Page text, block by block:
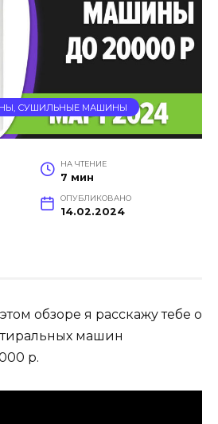
СУШИЛЬНЫЕ МАШИНЫ
НА ЧТЕНИЕ
7 мин
ОПУБЛИКОВАНО
14.02.2024
обзоре я расскажу тебе о
машин
р.